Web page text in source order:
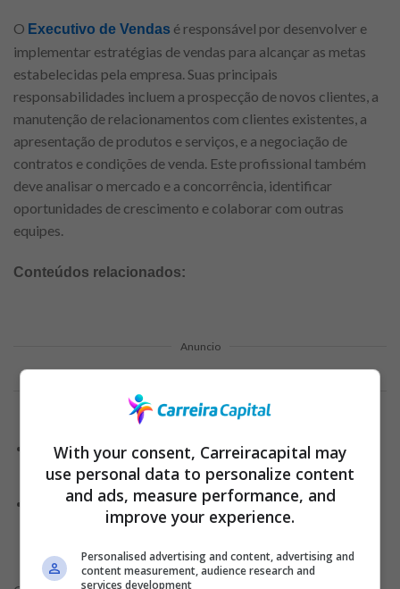
O Executivo de Vendas é responsável por desenvolver e
implementar estratégias de vendas para alcançar as metas
estabelecidas pela empresa. Suas principais
responsabilidades incluem a prospecção de novos clientes, a
manutenção de relacionamentos com clientes existentes, a
apresentação de produtos e serviços, e a negociação de
contratos e condições de venda. Este profissional também
deve analisar o mercado e a concorrência, identificar
oportunidades de crescimento e colaborar com outras
equipes.
Conteúdos relacionados:
Anuncio
Oportunidades de emprego: amplie seu currículo
profissional em 2024!
Dicas valiosas para conquistar seu lugar no
mercado de trabalho e decolar sua carreira
profissional
With your consent, Carreiracapital may
use personal data to personalize content
and ads, measure performance, and
improve your experience.
Personalised advertising and content, advertising and
content measurement, audience research and
services development